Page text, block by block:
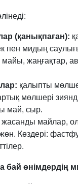
(қанықпаған):
пен мидың
майы, жаңғақтар,
қалыпты
мөлшері
май, сыр.
жасанды майлар,
Көздері:
бай өнімдердің